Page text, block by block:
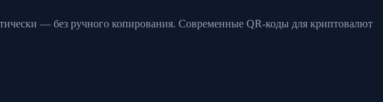
— без ручного копирования. Современные QR-коды для криптовалют